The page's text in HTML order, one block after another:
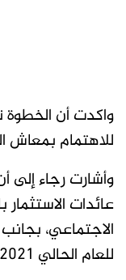
واكدت أن
للاهتمام بمعاش
وأشارت رجاء إلى
عائدات الاستثمار
الاجتماعي،
للعام الحالي 2021.